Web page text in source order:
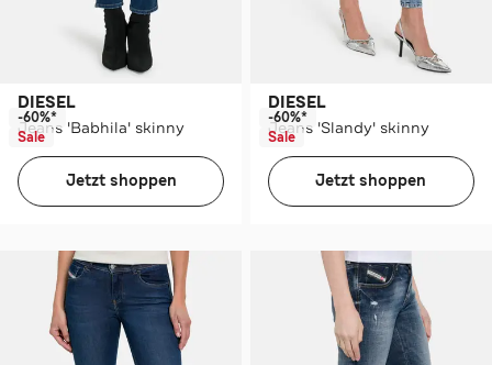
DIESEL
Jeans 'Babhila' skinny
-60%*
Sale
Jetzt shoppen
DIESEL
Jeans 'Slandy' skinny
-60%*
Sale
Jetzt shoppen